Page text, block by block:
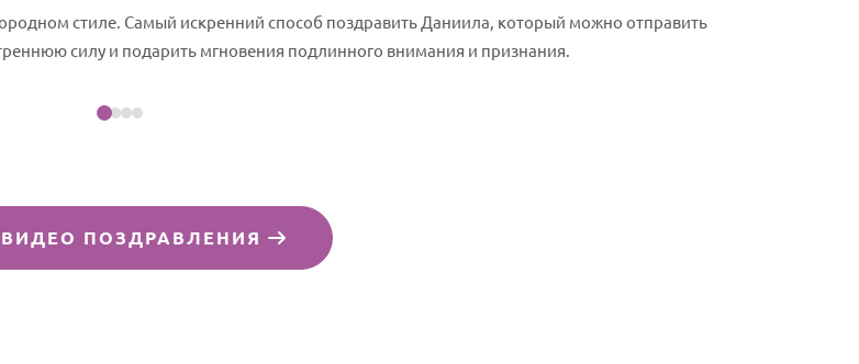
стиле. Самый искренний способ поздравить Даниила, который можно отправить
силу и подарить мгновения подлинного внимания и признания.
Посмотреть пример
ВИДЕО ПОЗДРАВЛЕНИЯ